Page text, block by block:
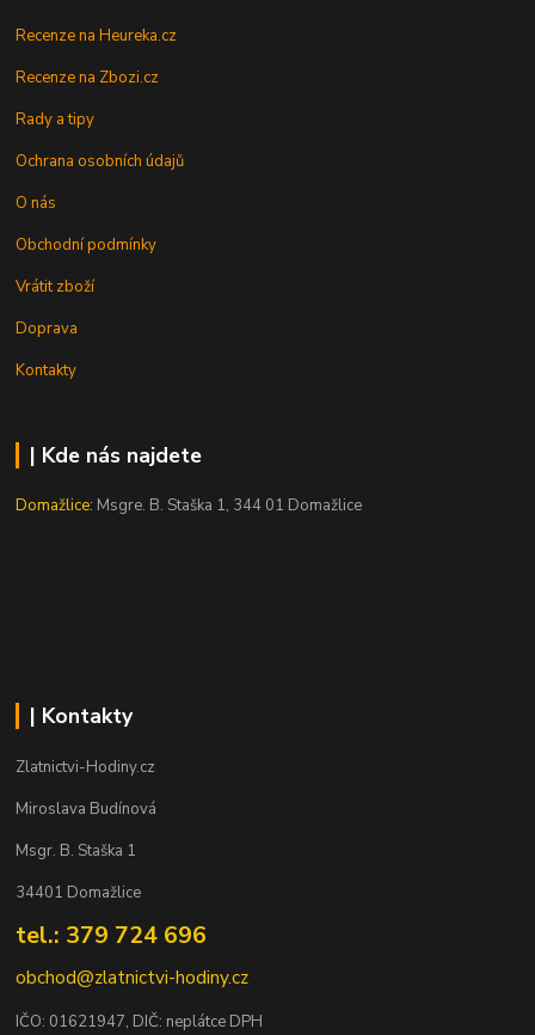
Recenze na Heureka.cz
Recenze na Zbozi.cz
Rady a tipy
Ochrana osobních údajů
O nás
Obchodní podmínky
Vrátit zboží
Doprava
Kontakty
| Kde nás najdete
Domažlice: Msgre. B. Staška 1, 344 01 Domažlice
| Kontakty
Zlatnictvi-Hodiny.cz
Miroslava Budínová
Msgr. B. Staška 1
34401 Domažlice
tel.: 379 724 696
obchod@zlatnictvi-hodiny.cz
IČO: 01621947, DIČ: neplátce DPH